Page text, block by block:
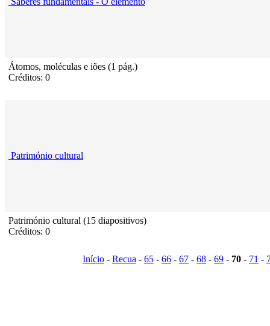
Átomos, moléculas e iões (1 pág.)
Créditos: 0
Património cultural
Património cultural (15 diapositivos)
Créditos: 0
Início - Recua - 65 - 66 - 67 - 68 - 69 - 70 - 71 -